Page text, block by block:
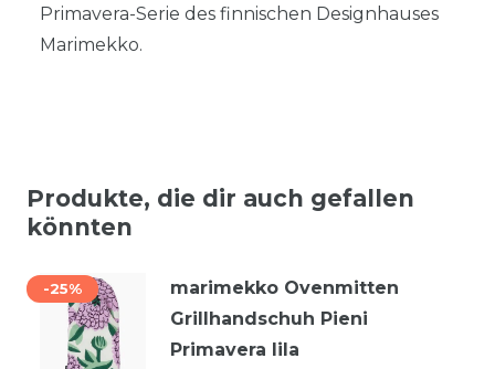
Primavera-Serie des finnischen Designhauses
Marimekko.
Produkte, die dir auch gefallen
könnten
-25%
marimekko Ovenmitten
Grillhandschuh Pieni
Primavera lila